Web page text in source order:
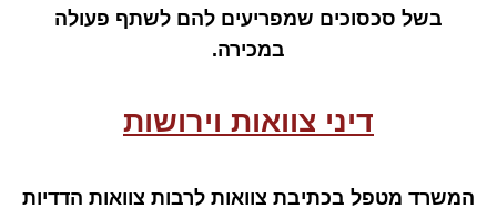
בשל סכסוכים שמפריעים להם לשתף פעולה
במכירה.
דיני צוואות וירושות
המשרד מטפל בכתיבת צוואות לרבות צוואות הדדיות